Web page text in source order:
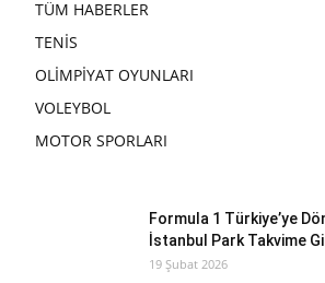
TÜM HABERLER
TENİS
OLİMPİYAT OYUNLARI
VOLEYBOL
MOTOR SPORLARI
Formula 1 Türkiye’ye
İstanbul Park Takvime
19 Şubat 2026